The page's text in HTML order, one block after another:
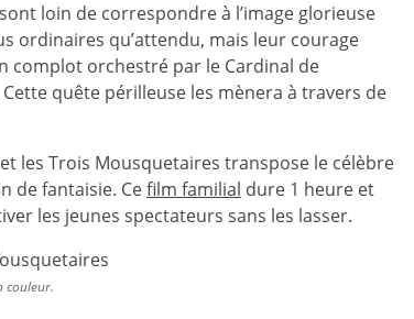
loin de correspondre à l’image glorieuse
ordinaires qu’attendu, mais leur courage
complot orchestré par le Cardinal de
quête périlleuse les mènera à travers de
les Trois Mousquetaires transpose le célèbre
de fantaisie. Cefilm familial dure 1 heure et
les jeunes spectateurs sans les lasser.
couleur.